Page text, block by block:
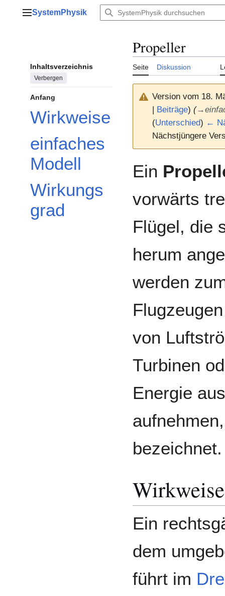
Hauptmenü
SystemPhysik
Inhaltsverzeichnis
Verbergen
Anfang
Wirkweise
einfaches
Modell
Wirkungs
grad
Propeller
Seite Diskussion
Version vom 18.
| Beiträge) (→
(Unterschied) ←
Nächstjüngere
Ein
vorwärts
Flügel, die
herum
werden
von
Turbinen
Energie
bezeichnet.
Wirkweise
Ein
dem
führt im